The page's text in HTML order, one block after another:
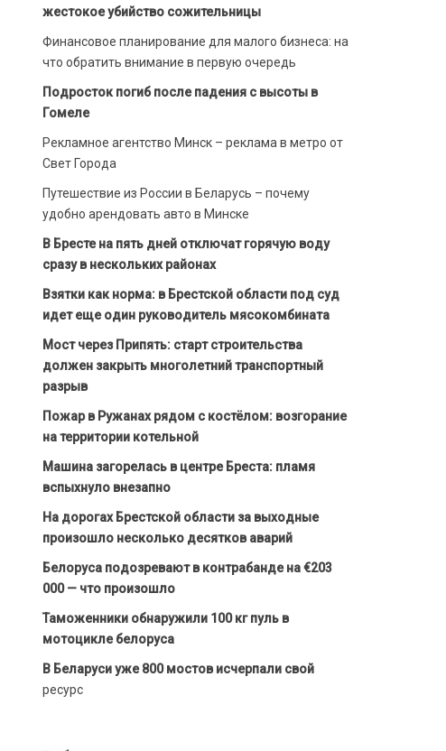
жестокое убийство сожительницы
Финансовое планирование для малого бизнеса: на
что обратить внимание в первую очередь
Подросток погиб после падения с высоты в
Гомеле
Рекламное агентство Минск – реклама в метро от
Свет Города
Путешествие из России в Беларусь – почему
удобно арендовать авто в Минске
В Бресте на пять дней отключат горячую воду
сразу в нескольких районах
Взятки как норма: в Брестской области под суд
идет еще один руководитель мясокомбината
Мост через Припять: старт строительства
должен закрыть многолетний транспортный
разрыв
Пожар в Ружанах рядом с костёлом: возгорание
на территории котельной
Машина загорелась в центре Бреста: пламя
вспыхнуло внезапно
На дорогах Брестской области за выходные
произошло несколько десятков аварий
Белоруса подозревают в контрабанде на €203
000 — что произошло
Таможенники обнаружили 100 кг пуль в
мотоцикле белоруса
В Беларуси уже 800 мостов исчерпали свой
ресурс